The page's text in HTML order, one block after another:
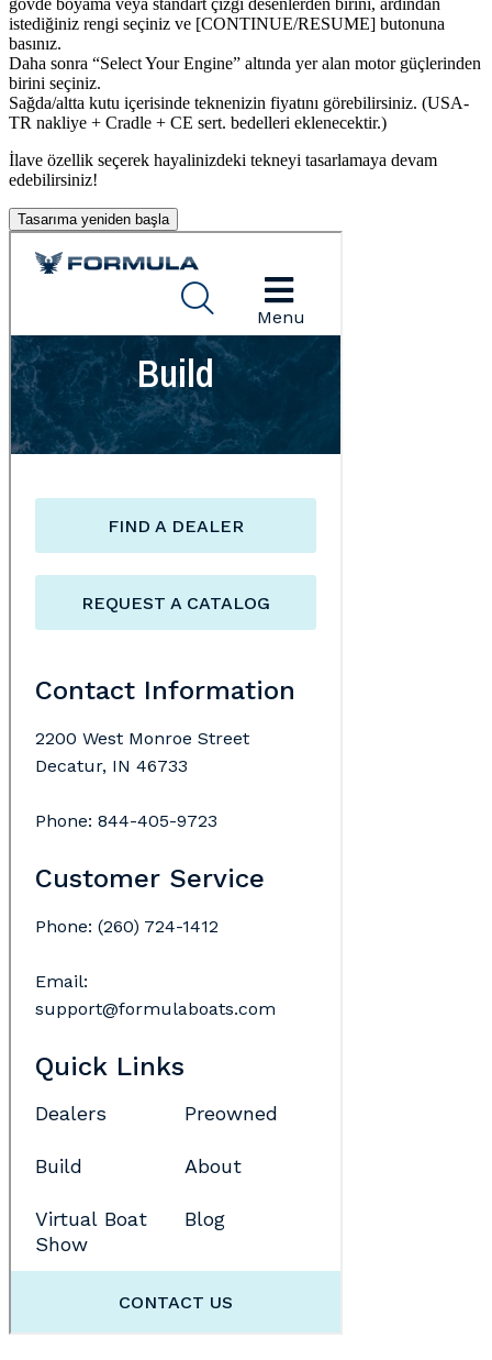
gövde boyama veya standart çizgi desenlerden birini, ardından
istediğiniz rengi seçiniz ve [CONTINUE/RESUME] butonuna
basınız.
Daha sonra “Select Your Engine” altında yer alan motor güçlerinden
birini seçiniz.
Sağda/altta kutu içerisinde teknenizin fiyatını görebilirsiniz. (USA-
TR nakliye + Cradle + CE sert. bedelleri eklenecektir.)
İlave özellik seçerek hayalinizdeki tekneyi tasarlamaya devam
edebilirsiniz!